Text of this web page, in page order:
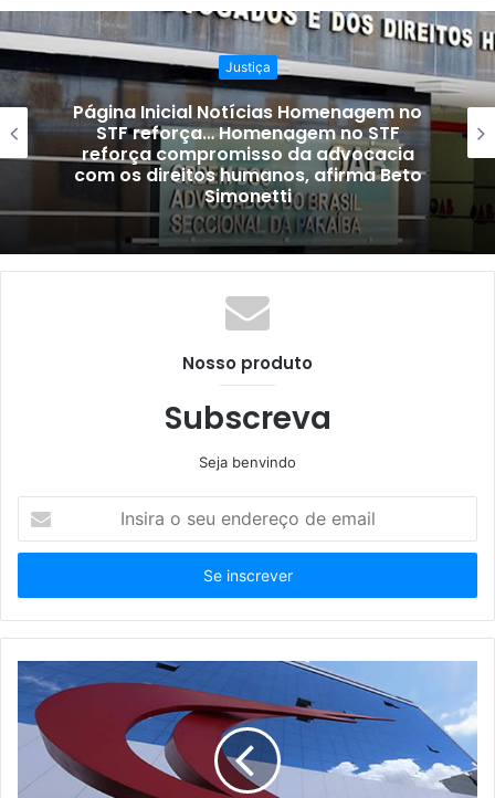
Justiça
Página Inicial Notícias Homenagem no
STF reforça… Homenagem no STF
reforça compromisso da advocacia
com os direitos humanos, afirma Beto
Simonetti
Nosso produto
Subscreva
Seja benvindo
seu
de
email